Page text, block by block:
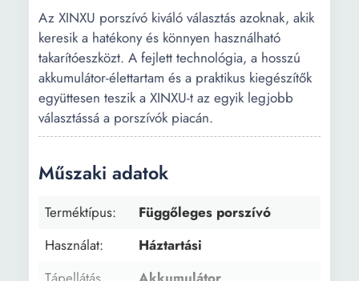
Az XINXU porszívó kiváló választás azoknak, akik
keresik a hatékony és könnyen használható
takarítóeszközt. A fejlett technológia, a hosszú
akkumulátor-élettartam és a praktikus kiegészítők
együttesen teszik a XINXU-t az egyik legjobb
választássá a porszívók piacán.
Műszaki adatok
Terméktípus:
Függőleges porszívó
Használat:
Háztartási